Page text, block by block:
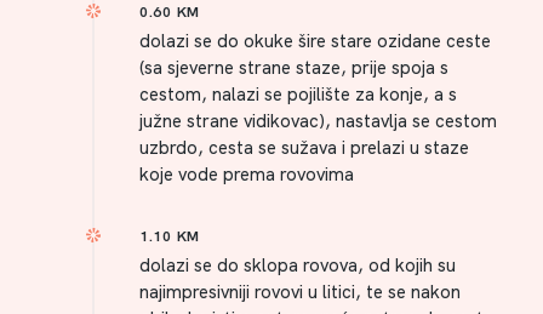
0.60 KM
dolazi se do okuke šire stare ozidane ceste
(sa sjeverne strane staze, prije spoja s
cestom, nalazi se pojilište za konje, a s
južne strane vidikovac), nastavlja se cestom
uzbrdo, cesta se sužava i prelazi u staze
koje vode prema rovovima
1.10 KM
dolazi se do sklopa rovova, od kojih su
najimpresivniji rovovi u litici, te se nakon